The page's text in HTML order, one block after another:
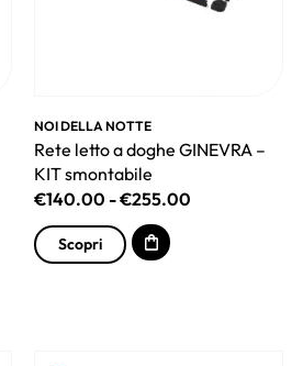
NOI DELLA NOTTE
Rete letto a doghe GINEVRA –
KIT smontabile
€140.00 -€255.00
Scopri